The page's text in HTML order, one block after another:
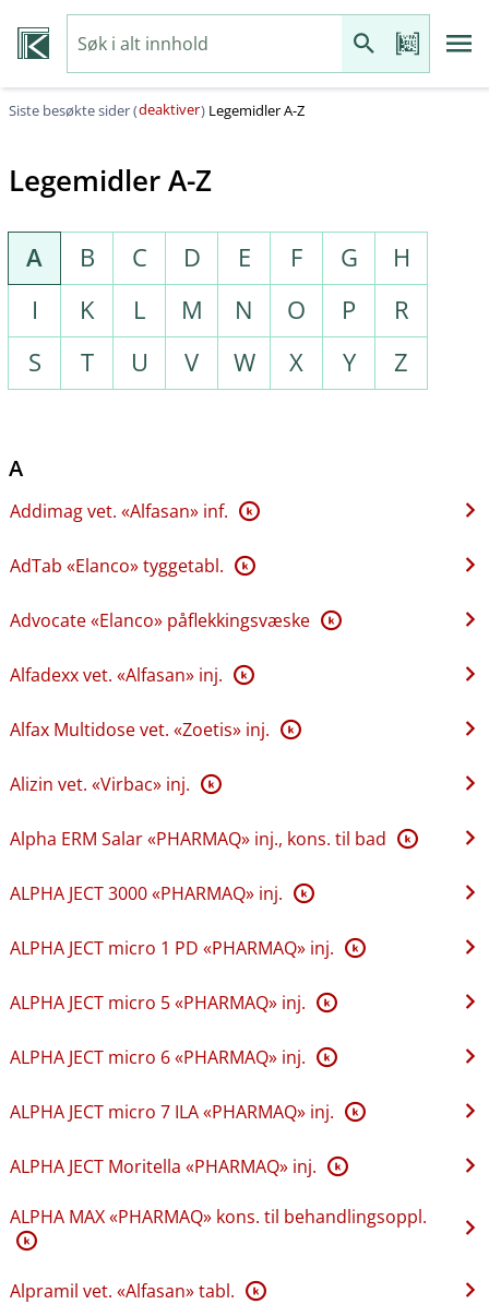
Siste besøkte sider (deaktiver) Legemidler A-Z
Legemidler A-Z
A B C D E F G
H
I
K L M N O P
R
S
T U V W X Y Z
A
Addimag vet. «Alfasan» inf. K
AdTab «Elanco» tyggetabl. K
Advocate «Elanco» påflekkingsvæske K
Alfadexx vet. «Alfasan» inj. K
Alfax Multidose vet. «Zoetis» inj. K
Alizin vet. «Virbac» inj. K
Alpha ERM Salar «PHARMAQ» inj., kons. til bad K
ALPHA JECT 3000 «PHARMAQ» inj. K
ALPHA JECT micro 1 PD «PHARMAQ» inj. K
ALPHA JECT micro 5 «PHARMAQ» inj. K
ALPHA JECT micro 6 «PHARMAQ» inj. K
ALPHA JECT micro 7 ILA «PHARMAQ» inj. K
ALPHA JECT Moritella «PHARMAQ» inj. K
ALPHA MAX «PHARMAQ» kons. til behandlingsoppl.
K
Alpramil vet. «Alfasan» tabl. K